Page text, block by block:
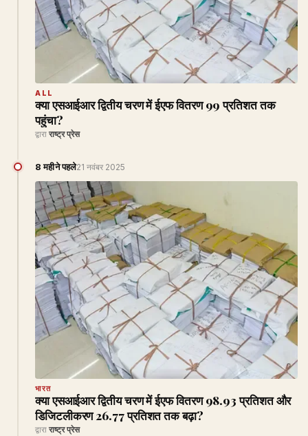
ALL
क्या एसआईआर द्वितीय चरण में ईएफ वितरण 99 प्रतिशत तक
पहुंचा?
द्वारा राष्ट्र प्रेस
8 महीने पहले21 नवंबर 2025
भारत
क्या एसआईआर द्वितीय चरण में ईएफ वितरण 98.93 प्रतिशत और
डिजिटलीकरण 26.77 प्रतिशत तक बढ़ा?
द्वारा राष्ट्र प्रेस